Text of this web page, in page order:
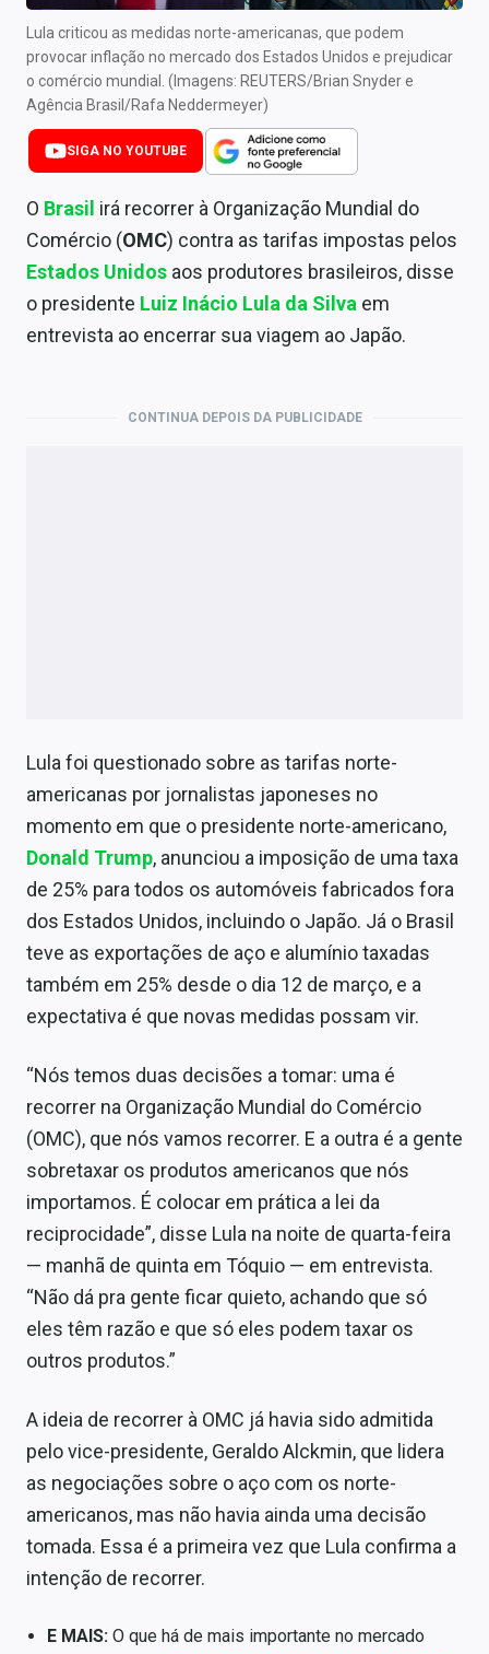
Central de Fundos Imobiliários
Central dos IPOs
Renda Fixa
Finanças Pessoais
Economia
Empresas
Sobre
Expediente
Contato
Lula criticou as medidas norte-americanas, que podem
provocar inflação no mercado dos Estados Unidos e prejudicar
o comércio mundial. (Imagens: REUTERS/Brian Snyder e
Agência Brasil/Rafa Neddermeyer)
SIGA NO YOUTUBE
O Brasil irá recorrer à Organização Mundial do
Comércio (OMC) contra as tarifas impostas pelos
Estados Unidos aos produtores brasileiros, disse
o presidente Luiz Inácio Lula da Silva em
entrevista ao encerrar sua viagem ao Japão.
CONTINUA DEPOIS DA PUBLICIDADE
Lula foi questionado sobre as tarifas norte-
americanas por jornalistas japoneses no
momento em que o presidente norte-americano,
Donald Trump, anunciou a imposição de uma taxa
de 25% para todos os automóveis fabricados fora
dos Estados Unidos, incluindo o Japão. Já o Brasil
teve as exportações de aço e alumínio taxadas
também em 25% desde o dia 12 de março, e a
expectativa é que novas medidas possam vir.
“Nós temos duas decisões a tomar: uma é
recorrer na Organização Mundial do Comércio
(OMC), que nós vamos recorrer. E a outra é a gente
sobretaxar os produtos americanos que nós
importamos. É colocar em prática a lei da
reciprocidade”, disse Lula na noite de quarta-feira
— manhã de quinta em Tóquio — em entrevista.
“Não dá pra gente ficar quieto, achando que só
eles têm razão e que só eles podem taxar os
outros produtos.”
A ideia de recorrer à OMC já havia sido admitida
pelo vice-presidente, Geraldo Alckmin, que lidera
as negociações sobre o aço com os norte-
americanos, mas não havia ainda uma decisão
tomada. Essa é a primeira vez que Lula confirma a
intenção de recorrer.
E MAIS: O que há de mais importante no mercado